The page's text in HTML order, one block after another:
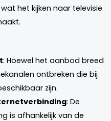
het kijken naar televisie
: Hoewel het aanbod breed
ontbreken die bij
zijn.
: De
is afhankelijk van de